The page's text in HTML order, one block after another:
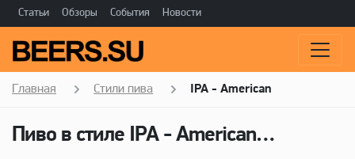
Статьи Обзоры События Новости
Главная Стили пива IPA - American
Пиво в стиле IPA - American